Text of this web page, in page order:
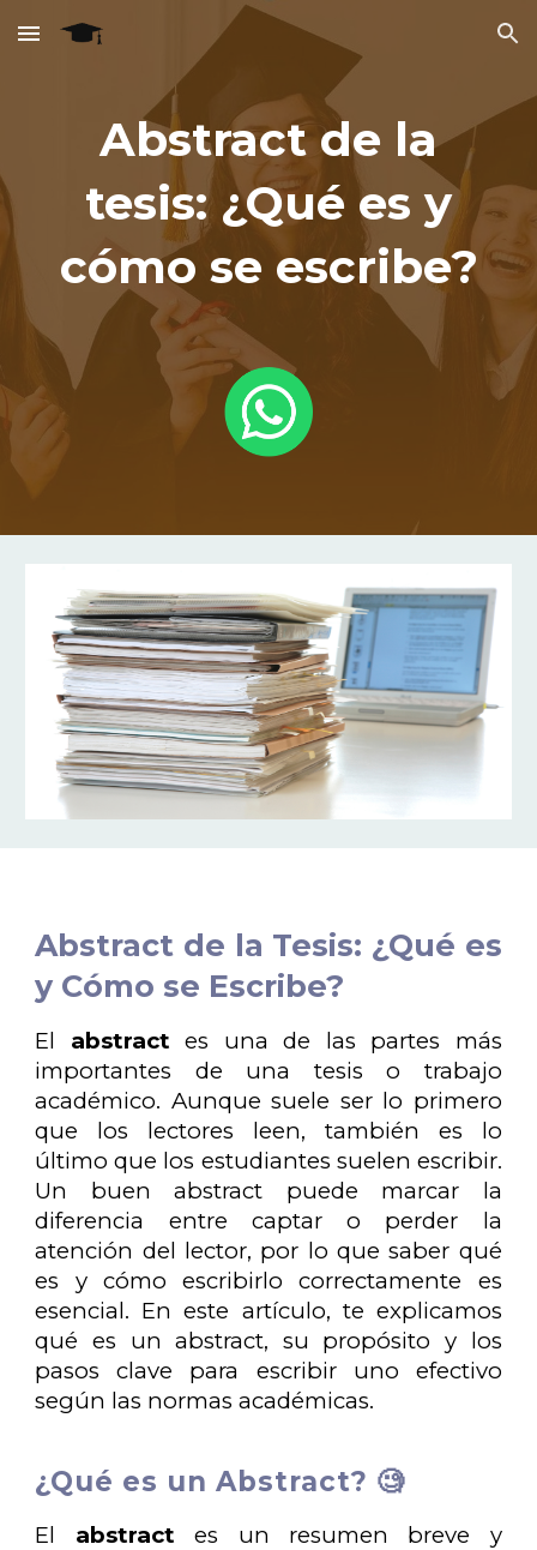
Skip to main content Skip to navigation
Abstract de la
tesis: ¿Qué es y
cómo se escribe?
Abstract de la Tesis: ¿Qué es
y Cómo se Escribe?
El abstract es una de las partes más
importantes de una tesis o trabajo
académico. Aunque suele ser lo primero
que los lectores leen, también es lo
último que los estudiantes suelen escribir.
Un buen abstract puede marcar la
diferencia entre captar o perder la
atención del lector, por lo que saber qué
es y cómo escribirlo correctamente es
esencial. En este artículo, te explicamos
qué es un abstract, su propósito y los
pasos clave para escribir uno efectivo
según las normas académicas.
¿Qué es un Abstract? 🧐
El abstract es un resumen breve y